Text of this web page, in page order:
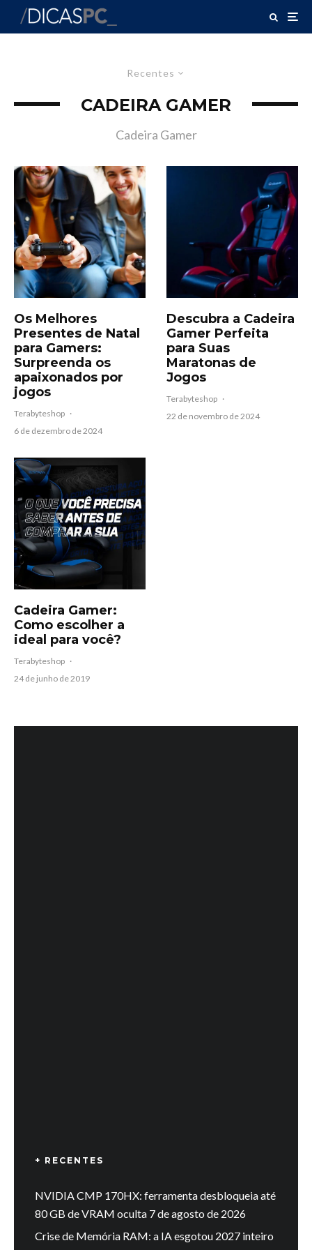
Recentes
CADEIRA GAMER
Cadeira Gamer
Os Melhores
Presentes de Natal
para Gamers:
Surpreenda os
apaixonados por
jogos
Terabyteshop ·
6 de dezembro de 2024
Cadeira Gamer:
Como escolher a
ideal para você?
Terabyteshop ·
24 de junho de 2019
Descubra a Cadeira
Gamer Perfeita
para Suas
Maratonas de
Jogos
Terabyteshop ·
22 de novembro de 2024
+ RECENTES
NVIDIA CMP 170HX: ferramenta desbloqueia até
80 GB de VRAM oculta 7 de agosto de 2026
Crise de Memória RAM: a IA esgotou 2027 inteiro